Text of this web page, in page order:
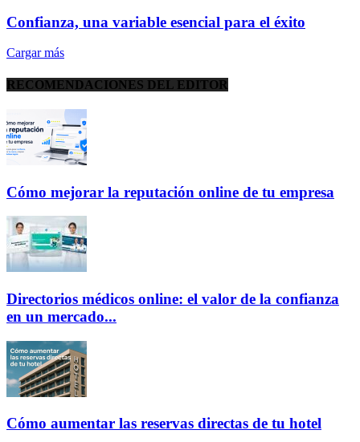
Confianza, una variable esencial para el éxito
Cargar más
RECOMENDACIONES DEL EDITOR
Cómo mejorar la reputación online de tu empresa
Directorios médicos online: el valor de la confianza
en un mercado...
Cómo aumentar las reservas directas de tu hotel